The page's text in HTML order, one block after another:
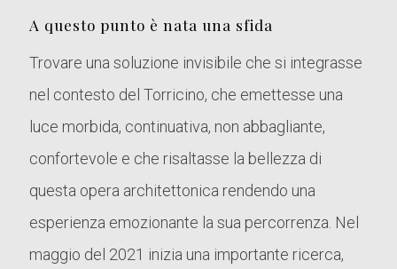
A questo punto è nata una sfida
Trovare una soluzione invisibile che si integrasse
nel contesto del Torricino, che emettesse una
luce morbida, continuativa, non abbagliante,
confortevole e che risaltasse la bellezza di
questa opera architettonica rendendo una
esperienza emozionante la sua percorrenza. Nel
maggio del 2021 inizia una importante ricerca,